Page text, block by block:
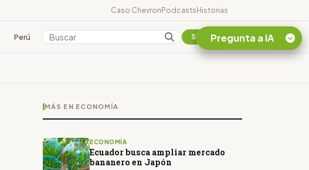
Caso ChevronPodcastsHistorias
Perú Colombia Suscribirse
MÁS EN ECONOMÍA
ECONOMÍA
Ecuador busca ampliar mercado
bananero en Japón
Pregunta a IA